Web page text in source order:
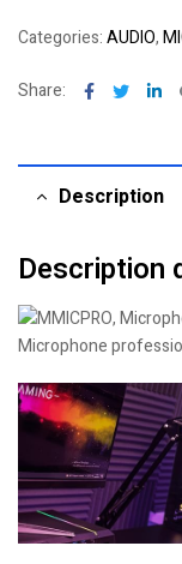
Categories:AUDIO,
Share: Facebook
Twitter
Description
Description